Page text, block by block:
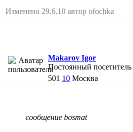
Изменено 29.6.10 автор ofochka
Makarov Igor
Постоянный посетитель
501 10 Москва
сообщение bosmat